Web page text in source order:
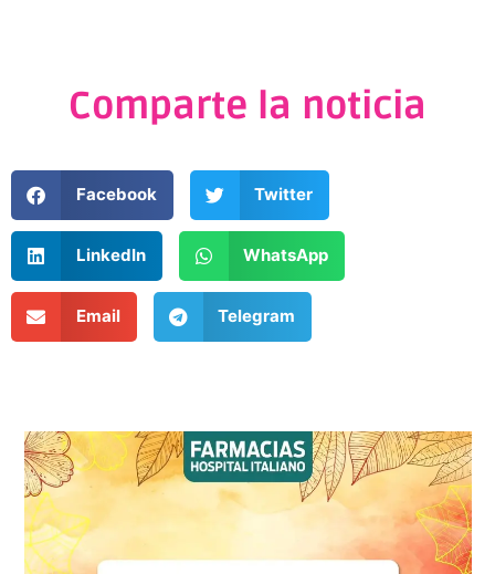
Comparte la noticia
Facebook Twitter
LinkedIn WhatsApp
Email Telegram